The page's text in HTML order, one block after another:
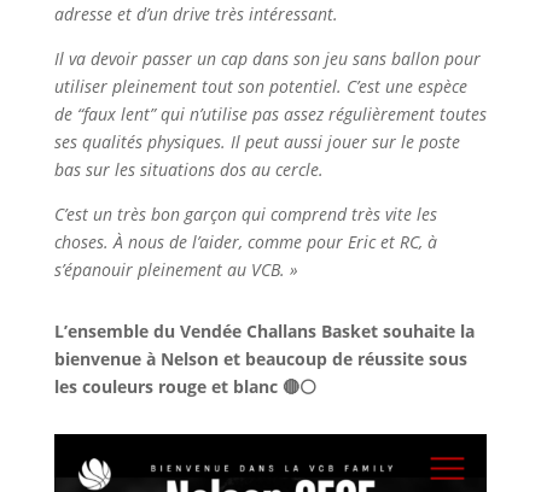
adresse et d’un drive très intéressant.
Il va devoir passer un cap dans son jeu sans ballon pour
utiliser pleinement tout son potentiel. C’est une espèce
de “faux lent” qui n’utilise pas assez régulièrement toutes
ses qualités physiques. Il peut aussi jouer sur le poste
bas sur les situations dos au cercle.
C’est un très bon garçon qui comprend très vite les
choses. À nous de l’aider, comme pour Eric et RC, à
s’épanouir pleinement au VCB. »
L’ensemble du Vendée Challans Basket souhaite la
bienvenue à Nelson et beaucoup de réussite sous
les couleurs rouge et blanc 🔴⚪